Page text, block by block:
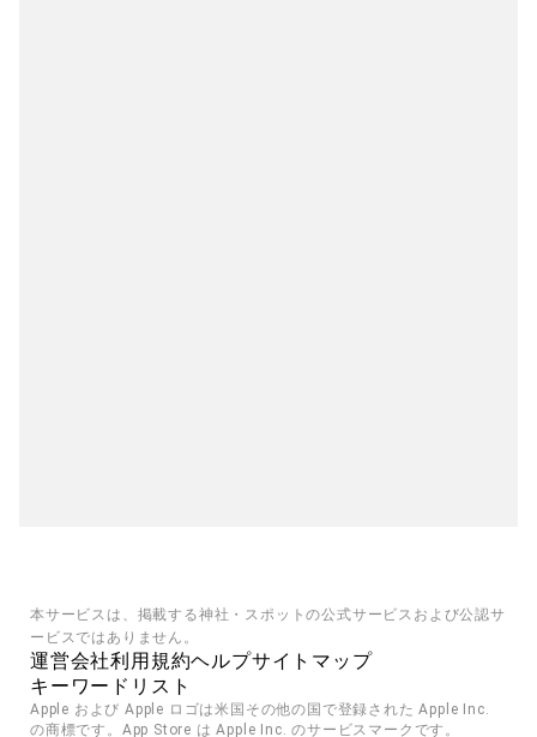
本サービスは、掲載する神社・スポットの公式サービスおよび公認サ
ービスではありません。
運営会社利用規約ヘルプサイトマップ
キーワードリスト
Apple および Apple ロゴは米国その他の国で登録された Apple Inc.
の商標です。App Store は Apple Inc. のサービスマークです。